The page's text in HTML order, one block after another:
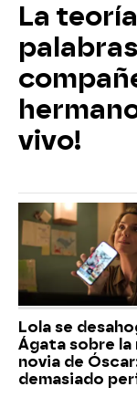
La
vivo!
Lola se
Ágata sobre la
novia de
demasiado